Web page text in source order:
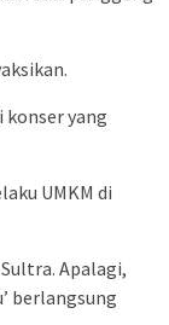
yang
UMKM di
Apalagi,
berlangsung